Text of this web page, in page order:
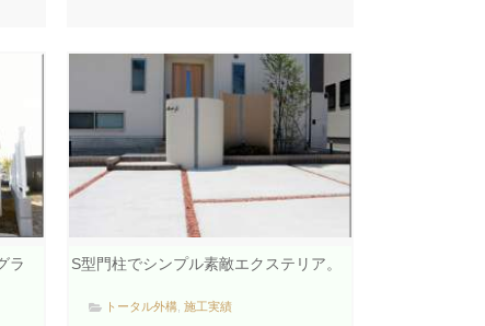
ラ
S型門柱でシンプル素敵エクステリア。
トータル外構, 施工実績